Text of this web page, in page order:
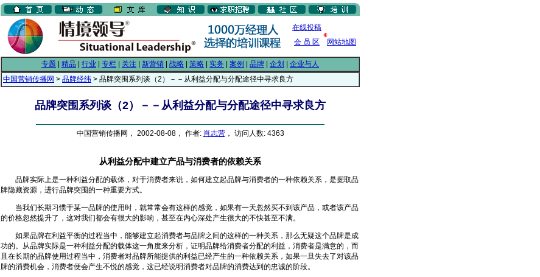
在线投稿
会 员 区
网站地图
专题 精品 行业 专栏 关注 新营销 战略 策略 实务 案例 品牌 企划
企业与人
中国营销传播网 > 品牌经纬 > 品牌突围系列谈（2）－－从利益分配与分配途径中寻求良方
品牌突围系列谈（2）－－从利益分配与分配途径中寻求良方
中国营销传播网， 2002-08-08， 作者: 肖志营， 访问人数: 4363
从利益分配中建立产品与消费者的依赖关系
品牌实际上是一种利益分配的载体，对于消费者来说，如何建立起品牌与消费者的一种依赖关系，是掘取品
牌隐藏资源，进行品牌突围的一种重要方式。
当我们长期习惯于某一品牌的使用时，就常常会有这样的感觉，如果有一天忽然买不到该产品，或者该产品
的价格忽然提升了，这对我们都会有很大的影响，甚至在内心深处产生很大的不快甚至不满。
如果品牌在利益平衡的过程当中，能够建立起消费者与品牌之间的这样的一种关系，那么无疑这个品牌是成
功的。从品牌实际是一种利益分配的载体这一角度来分析，证明品牌给消费者分配的利益，消费者是满意的，而
且在长期的品牌使用过程当中，消费者对品牌所能提供的利益已经产生的一种依赖关系，如果一旦失去了对该品
牌的消费机会，消费者便会产生不悦的感觉，这已经说明消费者对品牌的消费达到的忠诚的阶段。